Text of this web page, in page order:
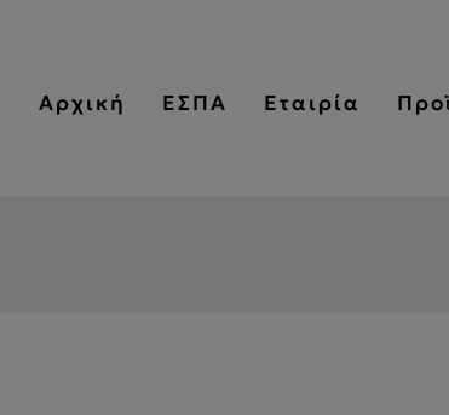
Αρχική ΕΣΠΑ Εταιρία